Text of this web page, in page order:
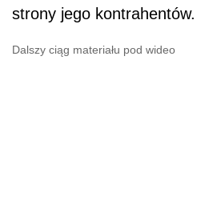
strony jego kontrahentów.
Dalszy ciąg materiału pod wideo